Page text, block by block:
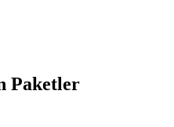
Paketler